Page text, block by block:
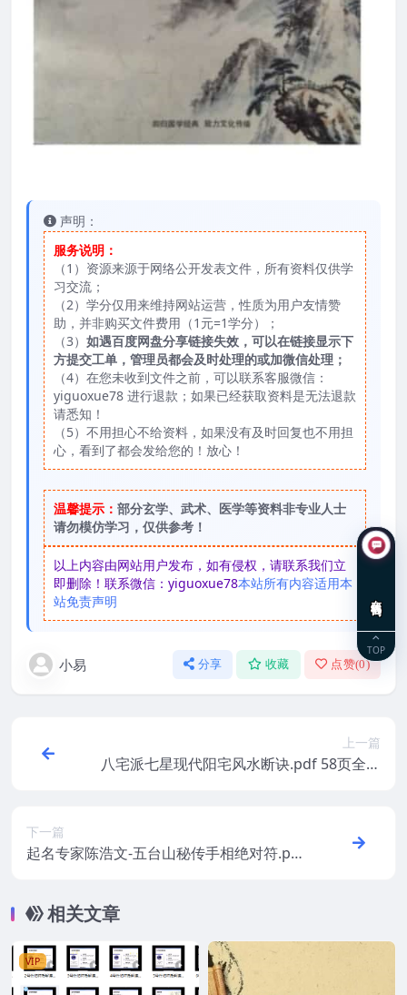
声明：
服务说明：
（1）资源来源于网络公开发表文件，所有资料仅供学
习交流；
（2）学分仅用来维持网站运营，性质为用户友情赞
助，并非购买文件费用（1元=1学分）；
（3） 如遇百度网盘分享链接失效，可以在链接显示下
方提交工单，管理员都会及时处理的或加微信处理；
（4）在您未收到文件之前，可以联系客服微信：
yiguoxue78 进行退款；如果已经获取资料是无法退款
请悉知！
（5）不用担心不给资料，如果没有及时回复也不用担
心，看到了都会发给您的！放心！
温馨提示： 部分玄学、武术、医学等资料非专业人士
请勿模仿学习，仅供参考！
以上内容由网站用户发布，如有侵权，请联系我们立
即删除！联系微信：yiguoxue78本站所有内容适用本
站免责声明
小易 分享 收藏 点赞(0)
上一篇
八宅派七星现代阳宅风水断诀.pdf 58页全本
下一篇
起名专家陈浩文-五台山秘传手相绝对符.pdf
相关文章
VIP
TOP